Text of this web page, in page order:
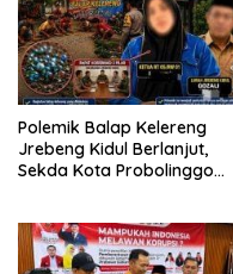
Polemik Balap Kelereng
Jrebeng Kidul Berlanjut,
Sekda Kota Probolinggo